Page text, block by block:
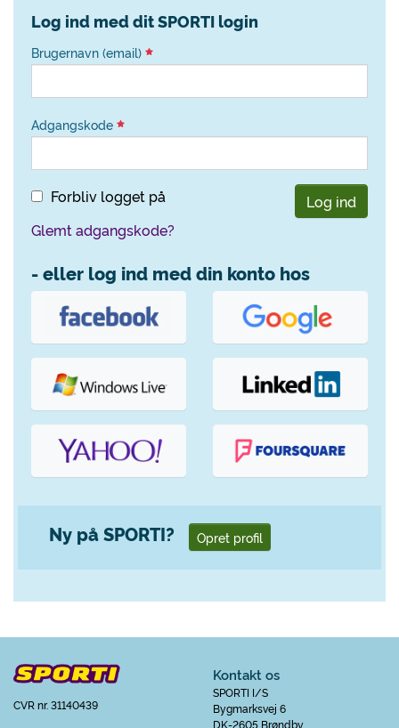
Log ind med dit SPORTI login
Brugernavn (email)
Adgangskode
Forbliv logget på
Log ind
Glemt adgangskode?
- eller log ind med din konto hos
Ny på SPORTI? Opret profil
CVR nr. 31140439
Kontakt os
SPORTI I/S
Bygmarksvej 6
DK-2605 Brøndby